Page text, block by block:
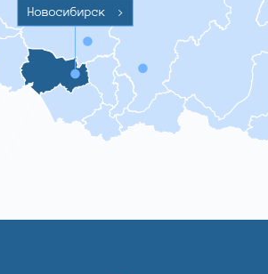
Новосибирск >